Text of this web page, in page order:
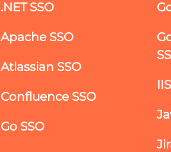
.NET SSO
Apache SSO
Atlassian SSO
Confluence SSO
Go SSO